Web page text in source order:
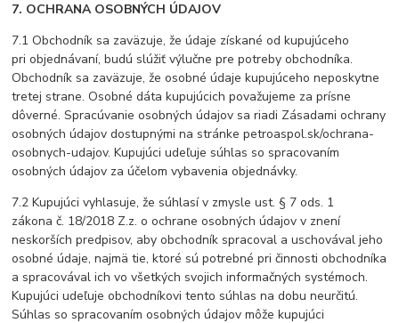
7. OCHRANA OSOBNÝCH ÚDAJOV
7.1 Obchodník sa zaväzuje, že údaje získané od kupujúceho
pri objednávaní, budú slúžiť výlučne pre potreby obchodníka.
Obchodník sa zaväzuje, že osobné údaje kupujúceho neposkytne
tretej strane. Osobné dáta kupujúcich považujeme za prísne
dôverné. Spracúvanie osobných údajov sa riadi Zásadami ochrany
osobných údajov dostupnými na stránke petroaspol.sk/ochrana-
osobnych-udajov. Kupujúci udeľuje súhlas so spracovaním
osobných údajov za účelom vybavenia objednávky.
7.2 Kupujúci vyhlasuje, že súhlasí v zmysle ust. § 7 ods. 1
zákona č. 18/2018 Z.z. o ochrane osobných údajov v znení
neskorších predpisov, aby obchodník spracoval a uschovával jeho
osobné údaje, najmä tie, ktoré sú potrebné pri činnosti obchodníka
a spracovával ich vo všetkých svojich informačných systémoch.
Kupujúci udeľuje obchodníkovi tento súhlas na dobu neurčitú.
Súhlas so spracovaním osobných údajov môže kupujúci